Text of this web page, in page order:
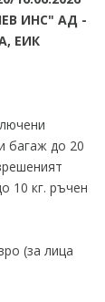
ИНС" АД -
ЕИК
багаж до 20
10 кг. ръчен
(за лица